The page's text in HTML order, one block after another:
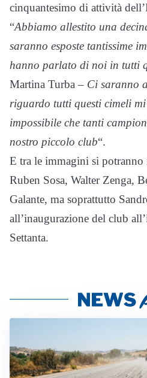
cinquantesimo di attività
“Abbiamo allestito una
saranno esposte tantissime
hanno parlato di noi in tutti
Martina Turba – Ci saranno
riguardo tutti questi cimeli
impossibile che tanti
nostro piccolo club“.
E tra le immagini si potranno
Ruben Sosa, Walter Zenga,
Galante, ma soprattutto
all’inaugurazione del club
Settanta.